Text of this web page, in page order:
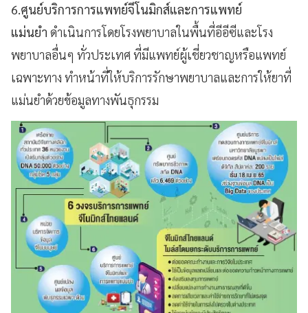
6.ศูนย์บริการการแพทย์จีโนมิกส์และการแพทย์
แม่นยำ ดำเนินการโดยโรงพยาบาลในพื้นที่อีอีซีและโรง
พยาบาลอื่นๆ ทั่วประเทศ ที่มีแพทย์ผู้เชี่ยวชาญหรือแพทย์
เฉพาะทาง ทำหน้าที่ให้บริการรักษาพยาบาลและการให้ยาที่
แม่นยำด้วยข้อมูลทางพันธุกรรม